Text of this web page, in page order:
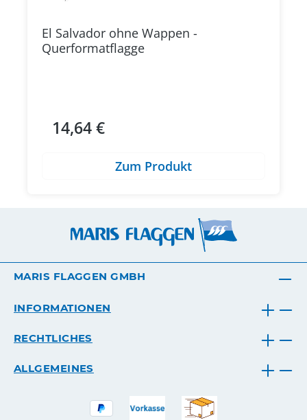
El Salvador ohne Wappen -
Querformatflagge
Regulärer Preis:
14,64 €
Zum Produkt
MARIS FLAGGEN GMBH
INFORMATIONEN
RECHTLICHES
ALLGEMEINES